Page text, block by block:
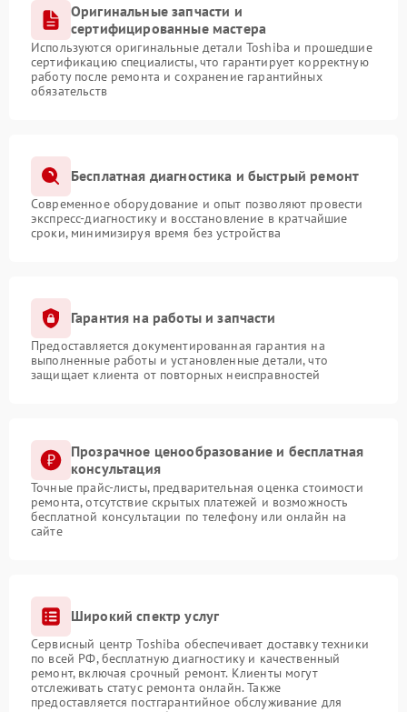
Оригинальные запчасти и
сертифицированные мастера
Используются оригинальные детали Toshiba и прошедшие
сертификацию специалисты, что гарантирует корректную
работу после ремонта и сохранение гарантийных
обязательств
Бесплатная диагностика и быстрый ремонт
Современное оборудование и опыт позволяют провести
экспресс-диагностику и восстановление в кратчайшие
сроки, минимизируя время без устройства
Гарантия на работы и запчасти
Предоставляется документированная гарантия на
выполненные работы и установленные детали, что
защищает клиента от повторных неисправностей
Прозрачное ценообразование и бесплатная
консультация
Точные прайс-листы, предварительная оценка стоимости
ремонта, отсутствие скрытых платежей и возможность
бесплатной консультации по телефону или онлайн на
сайте
Широкий спектр услуг
Сервисный центр Toshiba обеспечивает доставку техники
по всей РФ, бесплатную диагностику и качественный
ремонт, включая срочный ремонт. Клиенты могут
отслеживать статус ремонта онлайн. Также
предоставляется постгарантийное обслуживание для